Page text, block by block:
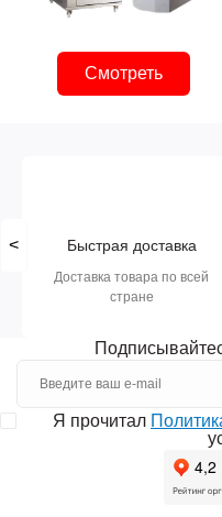
Смотреть
< Быстрая доставка
Доставка товара по всей
стране
Я прочитал